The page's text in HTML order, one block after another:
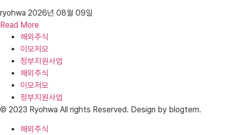
ryohwa 2026년 08월 09일
Read More
해외주식
이모저모
정부지원사업
해외주식
이모저모
정부지원사업
© 2023 Ryohwa All rights Reserved. Design by blogtem.
해외주식